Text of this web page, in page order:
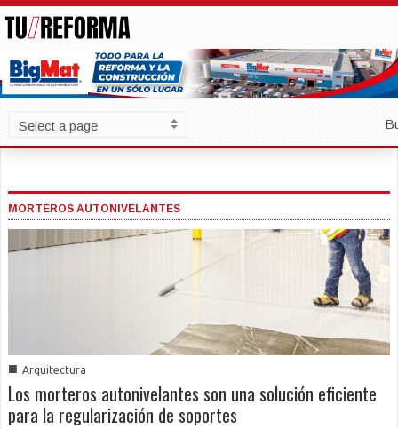
MORTEROS AUTONIVELANTES
■ Arquitectura
Los morteros autonivelantes son una solución eficiente
para la regularización de soportes